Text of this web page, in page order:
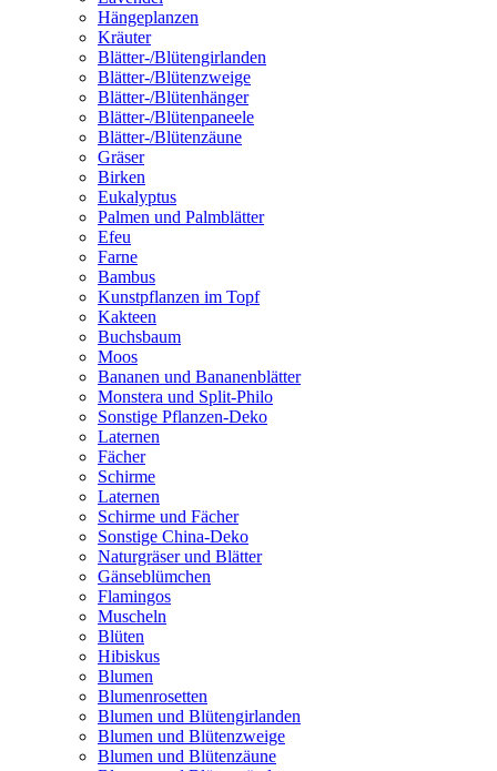
Hängeplanzen
Kräuter
Blätter-/Blütengirlanden
Blätter-/Blütenzweige
Blätter-/Blütenhänger
Blätter-/Blütenpaneele
Blätter-/Blütenzäune
Gräser
Birken
Eukalyptus
Palmen und Palmblätter
Efeu
Farne
Bambus
Kunstpflanzen im Topf
Kakteen
Buchsbaum
Moos
Bananen und Bananenblätter
Monstera und Split-Philo
Sonstige Pflanzen-Deko
Laternen
Fächer
Schirme
Laternen
Schirme und Fächer
Sonstige China-Deko
Naturgräser und Blätter
Gänseblümchen
Flamingos
Muscheln
Blüten
Hibiskus
Blumen
Blumenrosetten
Blumen und Blütengirlanden
Blumen und Blütenzweige
Blumen und Blütenzäune